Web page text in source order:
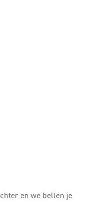
en we bellen je